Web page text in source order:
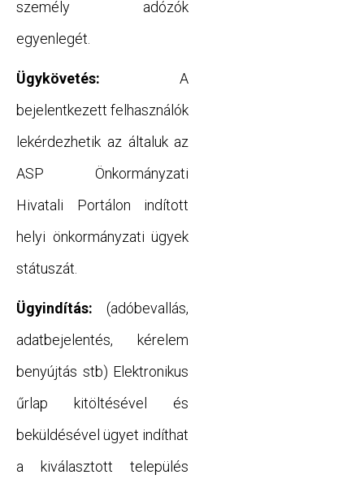
személy adózók
egyenlegét.
Ügykövetés: A
bejelentkezett felhasználók
lekérdezhetik az általuk az
ASP Önkormányzati
Hivatali Portálon indított
helyi önkormányzati ügyek
státuszát.
Ügyindítás: (adóbevallás,
adatbejelentés, kérelem
benyújtás stb) Elektronikus
űrlap kitöltésével és
beküldésével ügyet indíthat
a kiválasztott település